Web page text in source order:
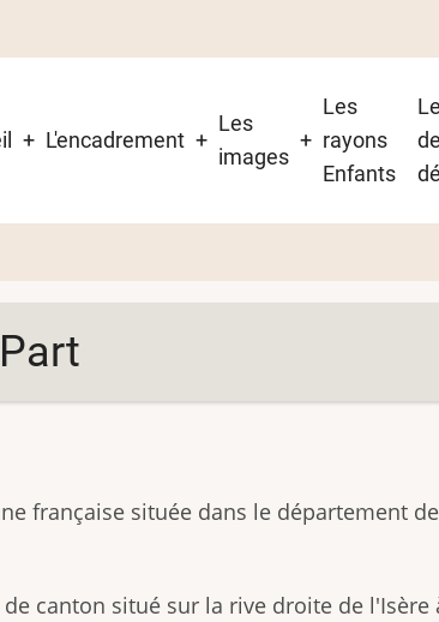
L'encadrement
Les
images
Les
rayons
Enfants
de
française située dans le département
canton situé sur la rive droite de l'Isère